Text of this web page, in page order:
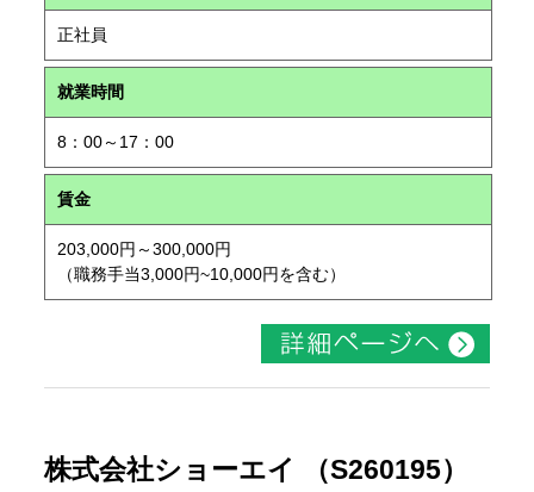
正社員
就業時間
8：00～17：00
賃金
203,000円～300,000円
（職務手当3,000円~10,000円を含む）
株式会社ショーエイ （S260195）